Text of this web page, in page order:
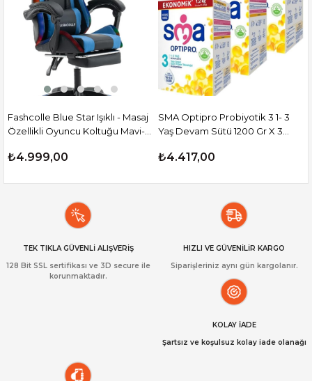
Fashcolle Blue Star Işıklı - Masaj
Özellikli Oyuncu Koltuğu Mavi-
₺4.999,00
SMA Optipro Probiyotik 3 1- 3
Yaş Devam Sütü 1200 Gr X 3
₺4.417,00
TEK TIKLA GÜVENLİ ALIŞVERİŞ
128 Bit SSL sertifikası ve 3D secure ile
korunmaktadır.
HIZLI VE GÜVENİLİR KARGO
Siparişleriniz aynı gün kargolanır.
KOLAY İADE
Şartsız ve koşulsuz kolay iade olanağı